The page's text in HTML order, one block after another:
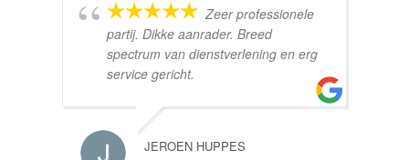
Zeer professionele
partij. Dikke aanrader. Breed
spectrum van dienstverlening en erg
service gericht.
JEROEN HUPPES